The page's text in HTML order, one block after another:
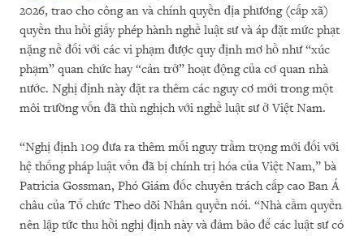
2026, trao cho công an và chính quyền địa phương (cấp xã)
quyền thu hồi giấy phép hành nghề luật sư và áp đặt mức phạt
nặng nề đối với các vi phạm được quy định mơ hồ như “xúc
phạm” quan chức hay “cản trở” hoạt động của cơ quan nhà
nước. Nghị định này đặt ra thêm các nguy cơ mới trong một
môi trường vốn đã thù nghịch với nghề luật sư ở Việt Nam.
“Nghị định 109 đưa ra thêm mối nguy trầm trọng mới đối với
hệ thống pháp luật vốn đã bị chính trị hóa của Việt Nam,” bà
Patricia Gossman, Phó Giám đốc chuyên trách cấp cao Ban Á
châu của Tổ chức Theo dõi Nhân quyền nói. “Nhà cầm quyền
nên lập tức thu hồi nghị định này và đảm bảo để các luật sư có